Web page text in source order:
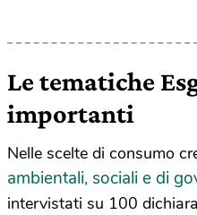
Le tematiche
importanti
Nelle scelte di consumo
ambientali, sociali e di
intervistati su 100